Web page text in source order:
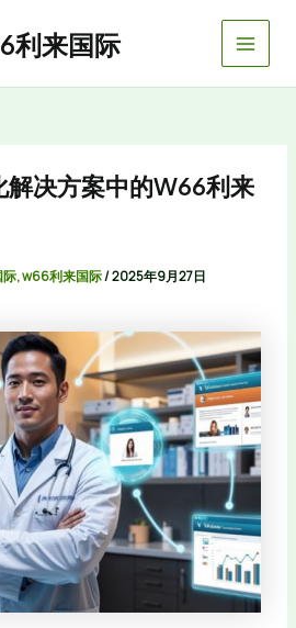
利来国际
Main
解决方案中的W66利来
, w66利来国际/2025年9月27日